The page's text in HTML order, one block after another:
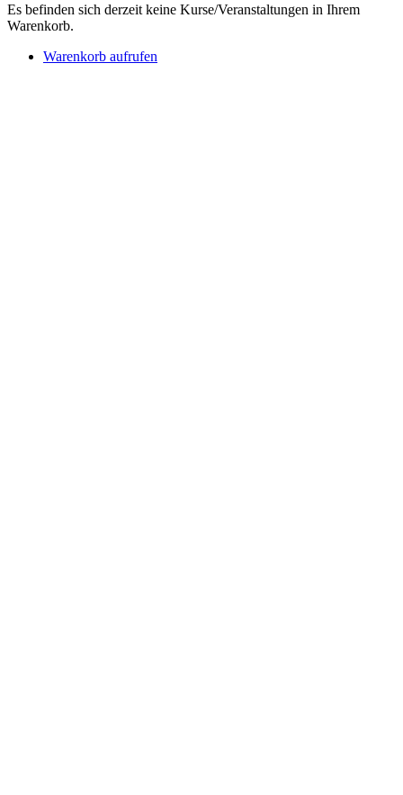
Es befinden sich derzeit keine Kurse/Veranstaltungen in Ihrem
Warenkorb.
Warenkorb aufrufen